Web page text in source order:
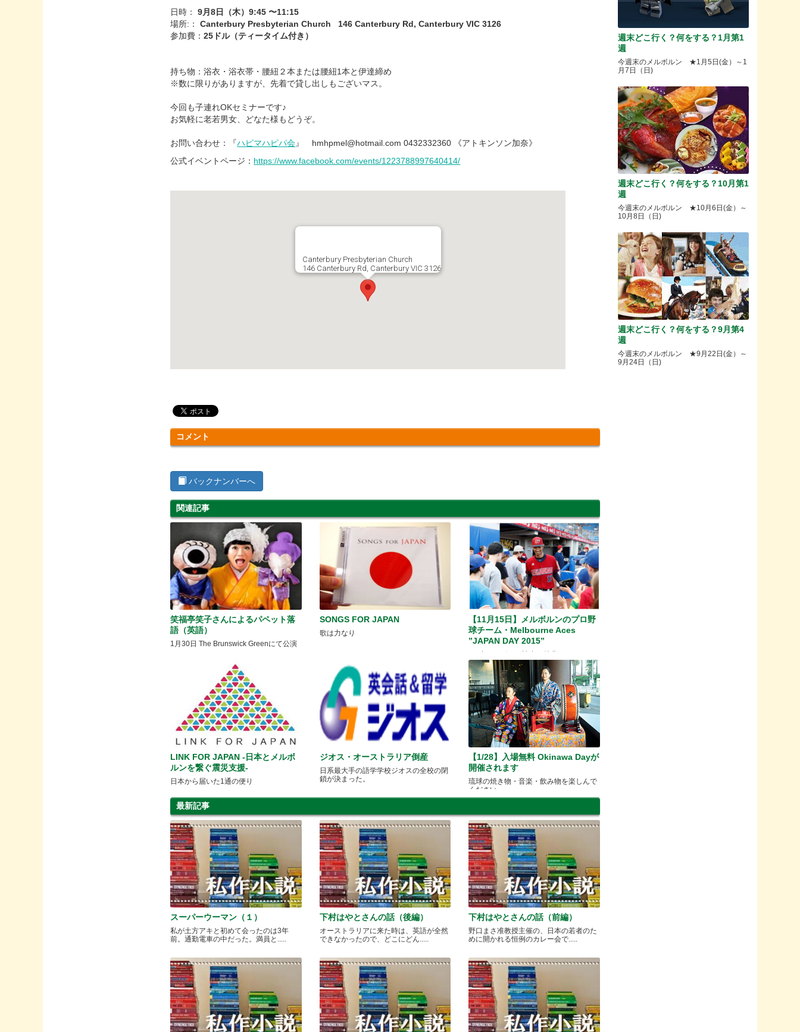
日時：9月8日（木）9:45 〜11:15
場所:：Canterbury Presbyterian Church 146 Canterbury Rd, Canterbury VIC 3126
参加費：25ドル（ティータイム付き）
持ち物：浴衣・浴衣帯・腰紐２本または腰紐1本と伊達締め
※数に限りがありますが、先着で貸し出しもございマス。
今回も子連れOKセミナーです♪
お気軽に老若男女、どなた様もどうぞ。
お問い合わせ：『ハピマハピパ会』 hmhpmel@hotmail.com 0432332360 《アトキンソン加奈》
公式イベントページ： https://www.facebook.com/events/1223788997640414/
Canterbury Presbyterian Church
146 Canterbury Rd, Canterbury VIC 3126
コメント
バックナンバーへ
関連記事
笑福亭笑子さんによるパペット落
語（英語）
1月30日 The Brunswick Greenにて公演
SONGS FOR JAPAN
歌は力なり
【11月15日】メルボルンのプロ野
球チーム・Melbourne Aces
”JAPAN DAY 2015”
LINK FOR JAPAN -日本とメルボ
ルンを繋ぐ震災支援-
日本から届いた1通の便り
ジオス・オーストラリア倒産
日系最大手の語学学校ジオスの全校の閉
鎖が決まった。
【1/28】入場無料 Okinawa Dayが
開催されます
琉球の焼き物・音楽・飲み物を楽しんで
ください
最新記事
スーパーウーマン（１）
私が土方アキと初めて会ったのは3年
前。通勤電車の中だった。満員と.....
下村はやとさんの話（後編）
オーストラリアに来た時は、英語が全然
できなかったので、どこにどん.....
下村はやとさんの話（前編）
野口まさ准教授主催の、日本の若者のた
めに開かれる恒例のカレー会で.....
週末どこ行く？何をする？1月第1
週
今週末のメルボルン ★1月5日(金）～1
月7日（日)
週末どこ行く？何をする？10月第1
週
今週末のメルボルン ★10月6日(金）～
10月8日（日)
週末どこ行く？何をする？9月第4
週
今週末のメルボルン ★9月22日(金）～
9月24日（日)